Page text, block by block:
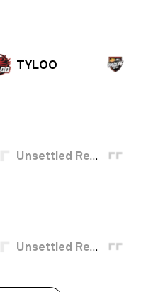
TYLOO
Unsettled Resentment
Unsettled Resentment